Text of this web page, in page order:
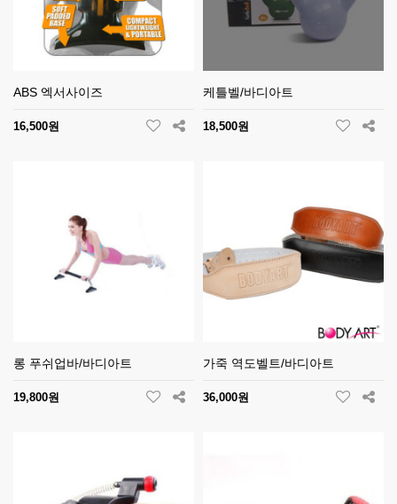
ABS 엑서사이즈
16,500원
케틀벨/바디아트
18,500원
롱 푸쉬업바/바디아트
19,800원
가죽 역도벨트/바디아트
36,000원